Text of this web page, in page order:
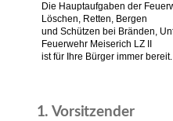
Die Hauptaufgaben der
Löschen, Retten, Bergen
und Schützen bei Bränden,
Feuerwehr Meiserich LZ II
ist für Ihre Bürger immer bereit.
1. Vorsitzender